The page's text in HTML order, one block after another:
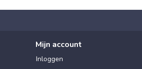
Mijn account
Inloggen